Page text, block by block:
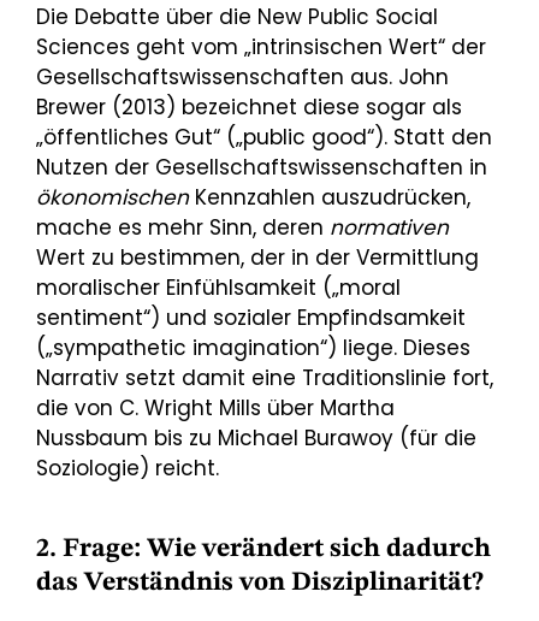
Die Debatte über die New Public Social
Sciences geht vom „intrinsischen Wert“ der
Gesellschaftswissenschaften aus. John
Brewer (2013) bezeichnet diese sogar als
„öffentliches Gut“ („public good“). Statt den
Nutzen der Gesellschaftswissenschaften in
ökonomischenKennzahlen auszudrücken,
mache es mehr Sinn, deren normativen
Wert zu bestimmen, der in der Vermittlung
moralischer Einfühlsamkeit („moral
sentiment“) und sozialer Empfindsamkeit
(„sympathetic imagination“) liege. Dieses
Narrativ setzt damit eine Traditionslinie fort,
die von C. Wright Mills über Martha
Nussbaum bis zu Michael Burawoy (für die
Soziologie) reicht.
2. Frage: Wie verändert sich dadurch
das Verständnis von Disziplinarität?